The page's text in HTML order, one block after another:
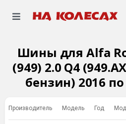
Шины для Alfa
(949) 2.0 Q4
бензин) 2016
Производитель Модель Год